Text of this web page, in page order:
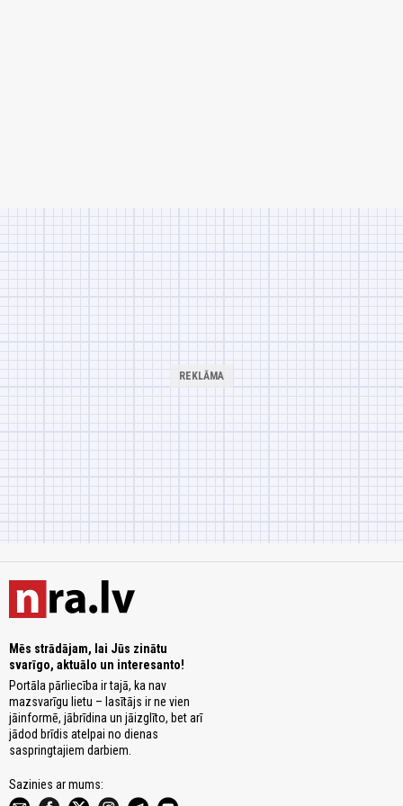
Mēs strādājam, lai Jūs zinātu
svarīgo, aktuālo un interesanto!
Portāla pārliecība ir tajā, ka nav
mazsvarīgu lietu – lasītājs ir ne vien
jāinformē, jābrīdina un jāizglīto, bet arī
jādod brīdis atelpai no dienas
saspringtajiem darbiem.
Sazinies ar mums: